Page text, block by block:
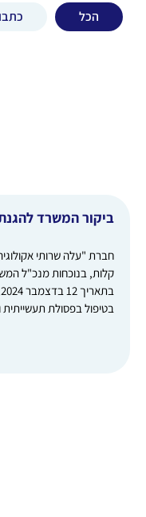
הכל
ביקור המשרד
חברת "עלה שרותי
קלות, בנוכחות מנכ"ל
בטיפול בפסולת תעשייתית